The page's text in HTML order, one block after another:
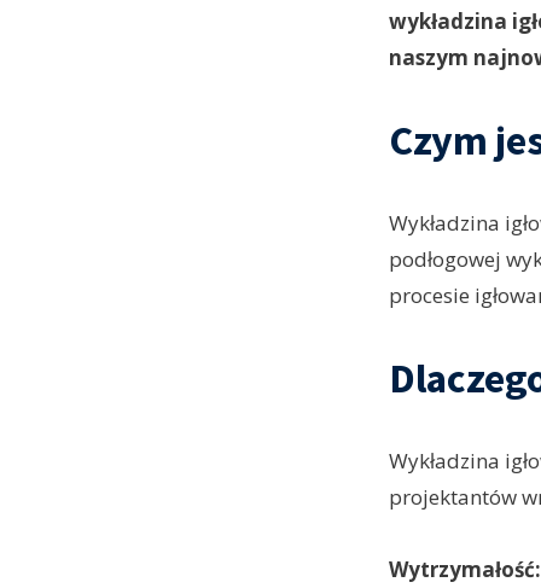
wykładzina
naszym
Czym
Wykładzina
podłogowej
procesie
Wykładzina
projektantów
Wytrzymałość: